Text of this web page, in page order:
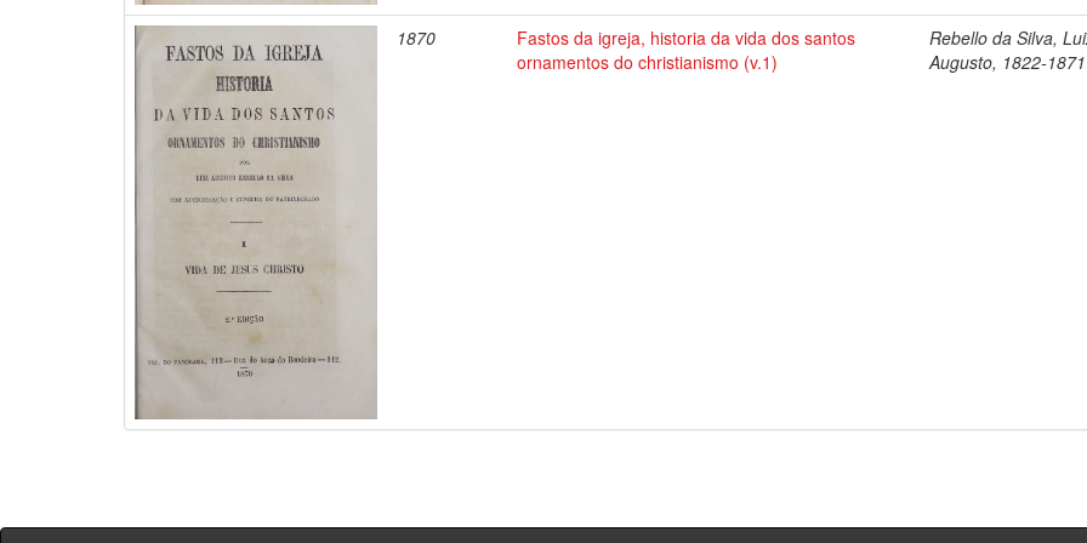
1870
Fastos da igreja, historia da vida dos santos
ornamentos do christianismo (v.1)
Rebello da Silva,
Augusto, 1822-1871